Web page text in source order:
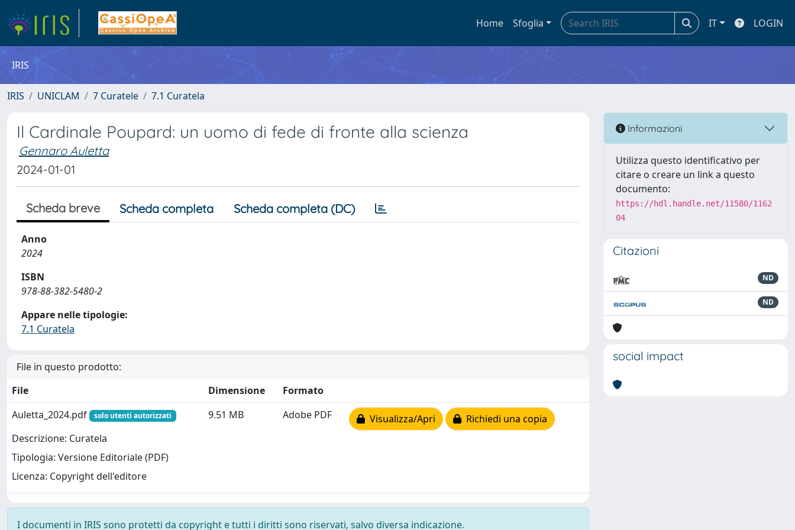
Home Sfoglia IT LOGIN
IRIS
IRIS UNICLAM 7 Curatele 7.1 Curatela
Il Cardinale Poupard: un uomo di fede di fronte alla scienza
Gennaro Auletta
2024-01-01
Scheda breve Scheda completa Scheda completa (DC)
Anno
2024
ISBN
978-88-382-5480-2
Appare nelle tipologie:
7.1 Curatela
File in questo prodotto:
File
Dimensione
Formato
Auletta_2024.pdf
solo utenti autorizzati
Descrizione: Curatela
Tipologia: Versione Editoriale (PDF)
Licenza: Copyright dell'editore
9.51 MB Adobe PDF Visualizza/Apri Richiedi una copia
I documenti in IRIS sono protetti da copyright e tutti i diritti sono riservati, salvo diversa indicazione.
Informazioni
Utilizza questo identificativo per
citare o creare un link a questo
documento:
https://hdl.handle.net/11580/1162
04
Citazioni
ND
ND
social impact